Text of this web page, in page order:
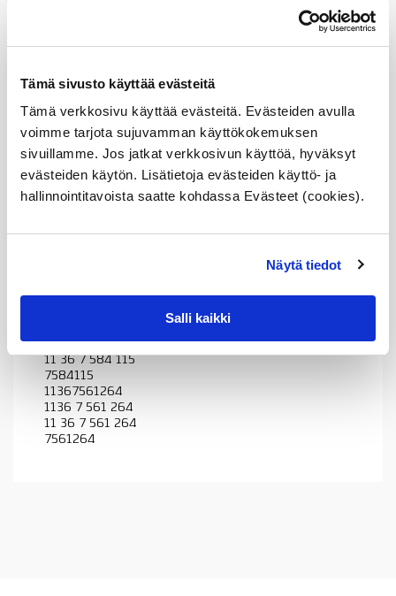
Tämä sivusto käyttää evästeitä
Tämä verkkosivu käyttää evästeitä. Evästeiden avulla
voimme tarjota sujuvamman käyttökokemuksen
sivuillamme. Jos jatkat verkkosivun käyttöä, hyväksyt
evästeiden käytön. Lisätietoja evästeiden käyttö- ja
hallinnointitavoista saatte kohdassa Evästeet (cookies).
Näytä tiedot
Salli kaikki
solenoidi,
N43
määrä
Tuotekuvaus
Sopii seuraaviin automalleihin
11 36 7 561 264
1136 7 584 115
11 36 7 584 115
7584115
11367561264
1136 7 561 264
11 36 7 561 264
7561264